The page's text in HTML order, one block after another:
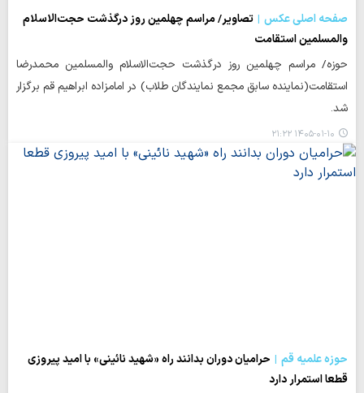
صفحه اصلی عکس
تصاویر/ مراسم چهلمین روز درگذشت حجت‌الاسلام
والمسلمین استقامت
حوزه/ مراسم چهلمین روز درگذشت حجت‌الاسلام والمسلمین محمدرضا
استقامت(نماینده سابق مجمع نمایندگان طلاب) در امامزاده ابراهیم قم برگزار
شد.
۱۴۰۵-۰۱-۱۰ ۲۱:۲۲
حوزه علمیه قم
حرامیان دوران بدانند راه «شهید نائینی» با امید پیروزی
قطعا استمرار دارد